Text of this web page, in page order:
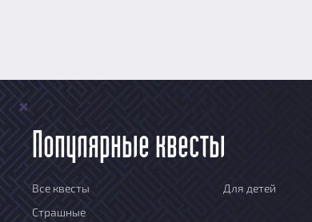
Популярные квесты
Все квесты Для детей
Страшные